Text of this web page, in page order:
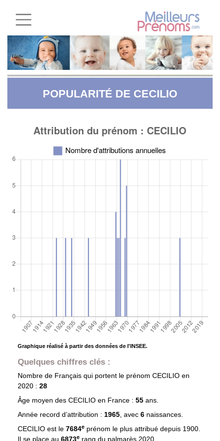
POPULARITÉ DE CECILIO
Graphique réalisé à partir des données de l'INSEE.
Quelques chiffres clés :
Nombre de Français qui portent le prénom CECILIO en
2020 : 28
Âge moyen des CECILIOen France : 55 ans.
Année record d’attribution : 1965, avec 6 naissances.
CECILIO est le 7684eprénom le plus attribué depuis 1900.
Il se place au 6873e rang du palmarès 2020.